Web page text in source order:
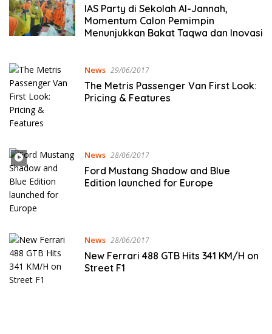
IAS Party di Sekolah Al-Jannah,
Momentum Calon Pemimpin
Menunjukkan Bakat Taqwa dan Inovasi
News 29/06/2017
The Metris Passenger Van First Look:
Pricing & Features
News 28/06/2017
Ford Mustang Shadow and Blue
Edition launched for Europe
News 28/06/2017
New Ferrari 488 GTB Hits 341 KM/H on
Street F1